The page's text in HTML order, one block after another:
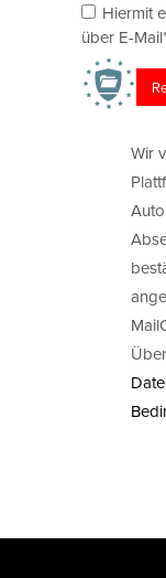
Hiermit
über E-
Wir